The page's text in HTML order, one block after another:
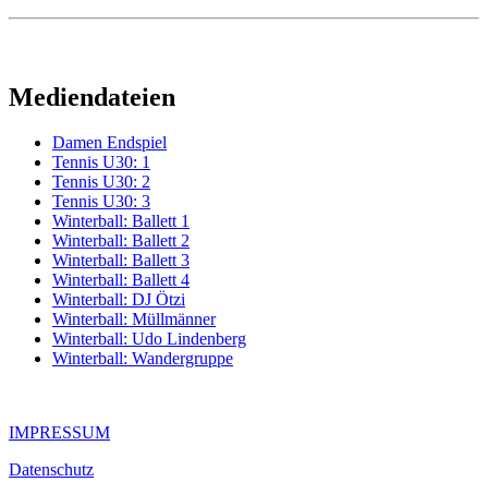
Mediendateien
Damen Endspiel
Tennis U30: 1
Tennis U30: 2
Tennis U30: 3
Winterball: Ballett 1
Winterball: Ballett 2
Winterball: Ballett 3
Winterball: Ballett 4
Winterball: DJ Ötzi
Winterball: Müllmänner
Winterball: Udo Lindenberg
Winterball: Wandergruppe
IMPRESSUM
Datenschutz